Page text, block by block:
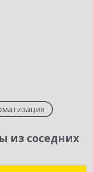
из соседних